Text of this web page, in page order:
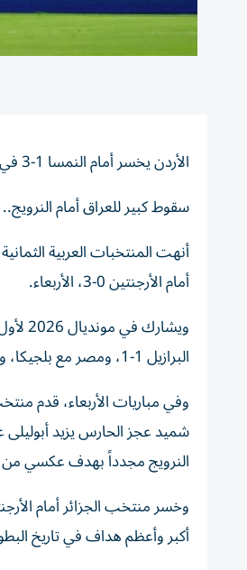
الأردن يخسر أمام النمسا 1-3 في ظهوره التاريخيّ
سقوط كبير للعراق أمام
أمام الأرجنتين 0-3، الأربعاء.
البرازيل 1-1، ومصر مع بلجيكا، وقطر مع سويسرا بنفس النتيجة، وخسارة تونس أمام السويد 1-4.
النرويج مجدداً بهدف عكسي من المدافع يزن العرب في
أكبر وأعظم هداف في تاريخ